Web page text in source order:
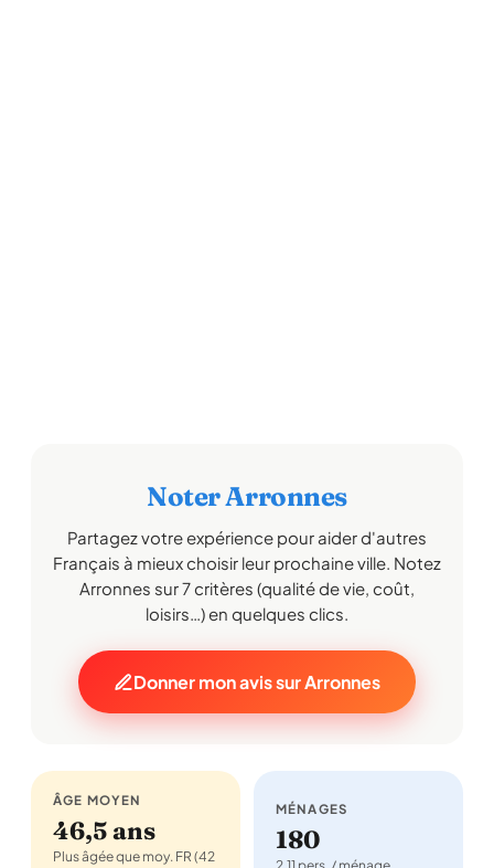
Noter Arronnes
Partagez votre expérience pour aider d'autres
Français à mieux choisir leur prochaine ville. Notez
Arronnes sur 7 critères (qualité de vie, coût,
loisirs…) en quelques clics.
Donner mon avis sur Arronnes
ÂGE MOYEN
46,5 ans
Plus âgée que moy. FR (42
MÉNAGES
180